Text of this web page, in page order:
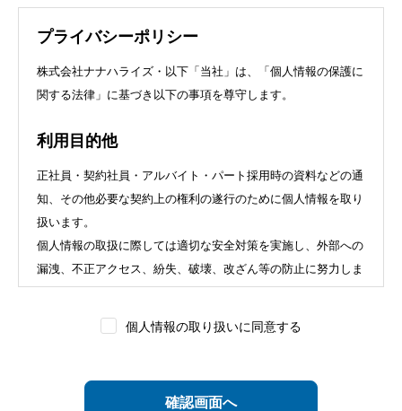
プライバシーポリシー
株式会社ナナハライズ・以下「当社」は、「個人情報の保護に
関する法律」に基づき以下の事項を尊守します。
利用目的他
正社員・契約社員・アルバイト・パート採用時の資料などの通
知、その他必要な契約上の権利の遂行のために個人情報を取り
扱います。
個人情報の取扱に際しては適切な安全対策を実施し、外部への
漏洩、不正アクセス、紛失、破壊、改ざん等の防止に努力しま
個人情報に関して適用される法令、その他の規範を遵守いたし
個人情報の取り扱いに同意する